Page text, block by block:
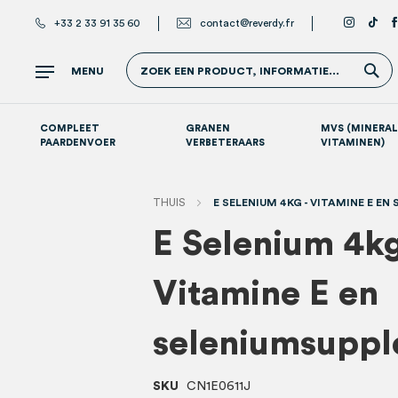
+33 2 33 91 35 60 contact@reverdy.fr
MENU ZOEK EEN PRODUCT, INFORMATIE...
COMPLEET
PAARDENVOER
GRANEN
VERBETERAARS
MVS
VITAMINEN)
THUIS E SELENIUM 4KG - VITAMINE E EN
E Selenium
Vitamine E en
SKU CN1E0611J